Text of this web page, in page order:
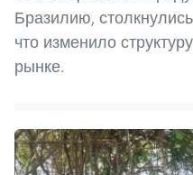
Бразилию,
что изменило
рынке.